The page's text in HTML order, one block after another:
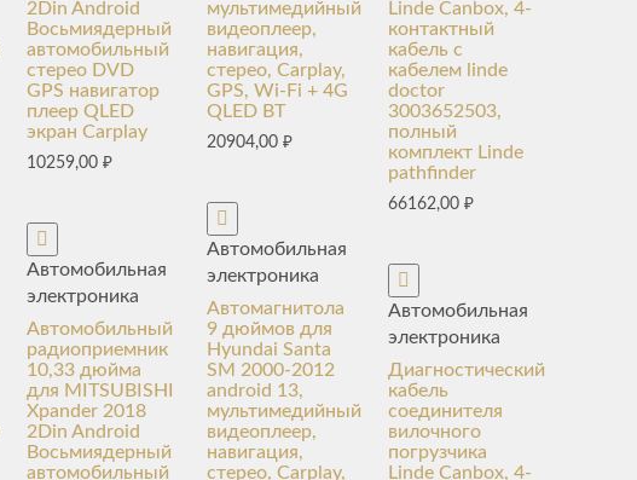
2Din Android
Восьмиядерный
автомобильный
стерео DVD
GPS навигатор
плеер QLED
экран Carplay
10259,00 ₽
Автомобильная
электроника
Автомобильный
радиоприемник
10,33 дюйма
для MITSUBISHI
Xpander 2018
2Din Android
Восьмиядерный
автомобильный
мультимедийный
видеоплеер,
навигация,
стерео, Carplay,
GPS, Wi-Fi + 4G
QLED BT
20904,00₽
Автомобильная
электроника
Автомагнитола
9 дюймов для
Hyundai Santa
SM 2000-2012
android 13,
мультимедийный
видеоплеер,
навигация,
стерео, Carplay,
Linde Canbox, 4-
контактный
кабель с
кабелем linde
doctor
3003652503,
полный
комплект Linde
pathfinder
66162,00 ₽
Автомобильная
электроника
Диагностический
кабель
соединителя
вилочного
погрузчика
Linde Canbox, 4-